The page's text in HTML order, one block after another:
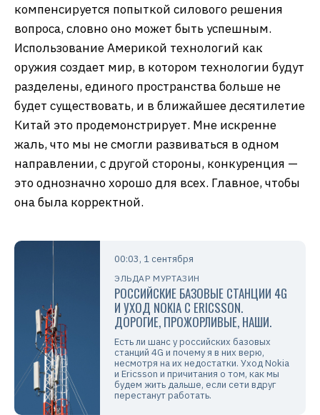
компенсируется попыткой силового решения
вопроса, словно оно может быть успешным.
Использование Америкой технологий как
оружия создает мир, в котором технологии будут
разделены, единого пространства больше не
будет существовать, и в ближайшее десятилетие
Китай это продемонстрирует. Мне искренне
жаль, что мы не смогли развиваться в одном
направлении, с другой стороны, конкуренция —
это однозначно хорошо для всех. Главное, чтобы
она была корректной.
00:03, 1 сентября
ЭЛЬДАР МУРТАЗИН
РОССИЙСКИЕ БАЗОВЫЕ СТАНЦИИ 4G
И УХОД NOKIA C ERICSSON.
ДОРОГИЕ, ПРОЖОРЛИВЫЕ, НАШИ.
Есть ли шанс у российских базовых
станций 4G и почему я в них верю,
несмотря на их недостатки. Уход Nokia
и Ericsson и причитания о том, как мы
будем жить дальше, если сети вдруг
перестанут работать.